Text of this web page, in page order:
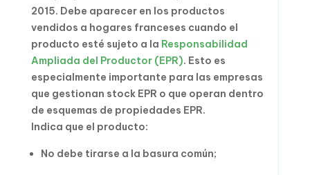
2015. Debe aparecer en los productos
vendidos a hogares franceses cuando el
producto esté sujeto a la Responsabilidad
Ampliada del Productor (EPR). Esto es
especialmente importante para las empresas
que gestionan stock EPR o que operan dentro
de esquemas de propiedades EPR.
Indica que el producto:
No debe tirarse a la basura común;